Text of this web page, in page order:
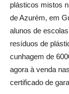
plásticos mistos
de Azurém, em
alunos de
resíduos de
cunhagem de
agora à venda
certificado de